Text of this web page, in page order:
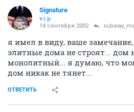
Signature
v.i.p.
14 сентября 2002
я имел в виду, ваше замечание,
элитные дома не строят... дом
монолитный... я думаю, что
дом никак не тянет...
ОТВЕТИТЬ